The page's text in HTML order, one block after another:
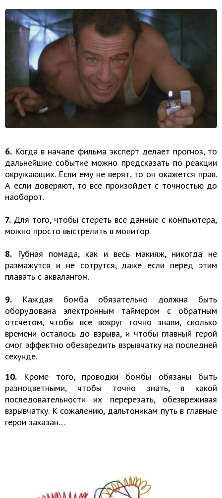
6. Когда в начале фильма эксперт делает прогноз, то
дальнейшие событие можно предсказать по реакции
окружающих. Если ему не верят, то он окажется прав.
А если доверяют, то всё произойдет с точностью до
наоборот.
7. Для того, чтобы стереть все данные с компьютера,
можно просто выстрелить в монитор.
8. Губная помада, как и весь макияж, никогда не
размажутся и не сотрутся, даже если перед этим
плавать с аквалангом.
9. Каждая бомба обязательно должна быть
оборудована электронным таймером с обратным
отсчетом, чтобы все вокруг точно знали, сколько
времени осталось до взрыва, и чтобы главный герой
смог эффектно обезвредить взрывчатку на последней
секунде.
10. Кроме того, проводки бомбы обязаны быть
разноцветными, чтобы точно знать, в какой
последовательности их перерезать, обезвреживая
взрывчатку. К сожалению, дальтоникам путь в главные
герои заказан…